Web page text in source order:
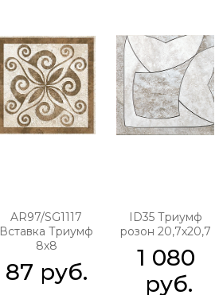
AR97/SG1117
Вставка Триумф
8х8
87 руб.
ID35 Триумф
розон 20,7х20,7
1 080
руб.